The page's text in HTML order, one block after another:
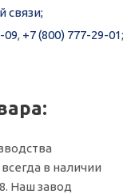
связи;
09, +7 (800) 777-29-01;
в наличии
Наш завод